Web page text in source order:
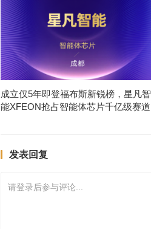
成立仅5年即登福布斯新锐榜，星凡智
能XFEON抢占智能体芯片千亿级赛道
发表回复
请登录后参与评论...